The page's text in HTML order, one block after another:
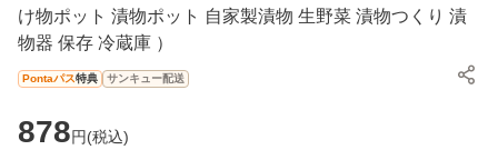
け物ポット 漬物ポット 自家製漬物 生野菜 漬物つくり 漬
物器 保存 冷蔵庫 ）
Pontaパス特典 サンキュー配送
878円(税込)